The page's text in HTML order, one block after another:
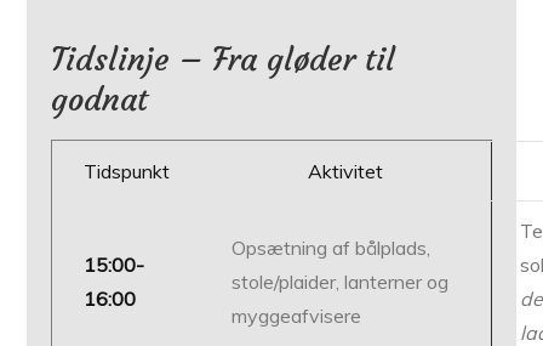
Tidslinje – Fra gløder til
godnat
Tidspunkt Aktivitet
15:00-
16:00
Opsætning af bålplads,
stole/plaider, lanterner og
myggeafvisere